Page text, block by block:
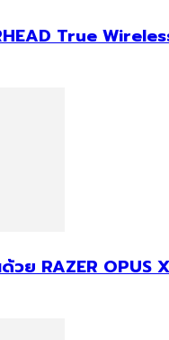
True
ย RAZER OPUS X